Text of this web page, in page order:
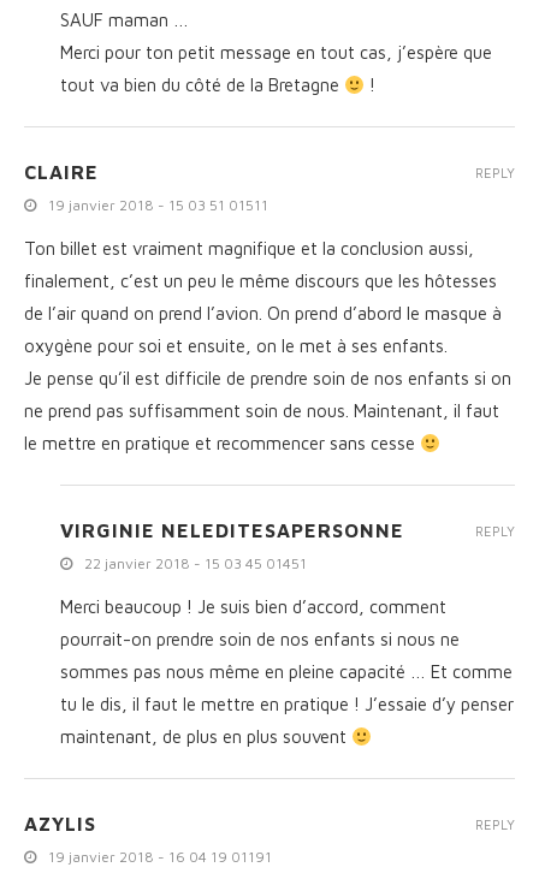
SAUF maman …
Merci pour ton petit message en tout cas, j’espère que
tout va bien du côté de la Bretagne
!
CLAIRE
19 janvier 2018 - 15 03 51 01511
Ton billet est vraiment magnifique et la conclusion aussi,
finalement, c’est un peu le même discours que les hôtesses
de l’air quand on prend l’avion. On prend d’abord le masque à
oxygène pour soi et ensuite, on le met à ses enfants.
Je pense qu’il est difficile de prendre soin de nos enfants si on
ne prend pas suffisamment soin de nous. Maintenant, il faut
le mettre en pratique et recommencer sans cesse
REPLY
VIRGINIE NELEDITESAPERSONNE
22 janvier 2018 - 15 03 45 01451
Merci beaucoup ! Je suis bien d’accord, comment
pourrait-on prendre soin de nos enfants si nous ne
sommes pas nous même en pleine capacité … Et comme
tu le dis, il faut le mettre en pratique ! J’essaie d’y penser
maintenant, de plus en plus souvent
REPLY
AZYLIS
19 janvier 2018 - 16 04 19 01191
REPLY